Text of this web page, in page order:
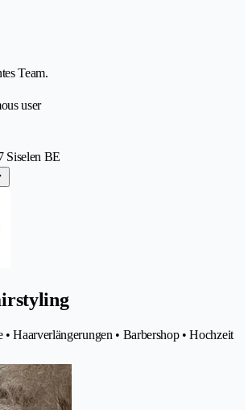
Team.
user
Siselen BE
Haarverlängerungen • Barbershop • Hochzeit